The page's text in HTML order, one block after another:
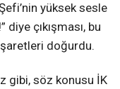
yüksek sesle
diye çıkışması, bu
doğurdu.
gibi, söz konusu İK